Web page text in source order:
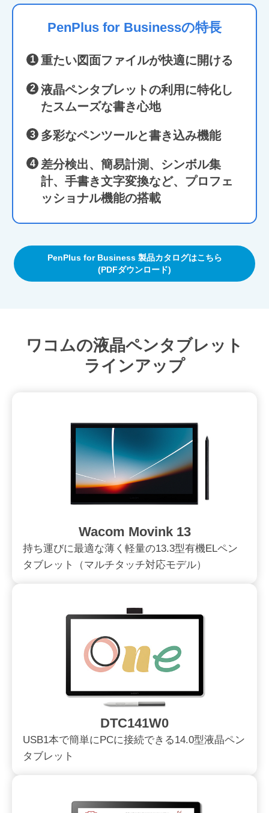
PenPlus for Businessの特長
重たい図面ファイルが快適に開ける
液晶ペンタブレットの利用に特化し
たスムーズな書き心地
多彩なペンツールと書き込み機能
差分検出、簡易計測、シンボル集
計、手書き文字変換など、プロフェ
ッショナル機能の搭載
PenPlus for Business 製品カタログはこちら
(PDFダウンロード)
ワコムの液晶ペンタブレット
ラインアップ
Wacom Movink 13
持ち運びに最適な薄く軽量の13.3型有機ELペン
タブレット（マルチタッチ対応モデル）
DTC141W0
USB1本で簡単にPCに接続できる14.0型液晶ペン
タブレット